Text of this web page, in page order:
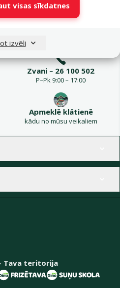
visas sīkdatnes
izvēli
grozam
Zvani – 26 100 502
P–Pk 9:00 – 17:00
Apmeklē klātienē
kādu no mūsu veikaliem
Tava teritorija